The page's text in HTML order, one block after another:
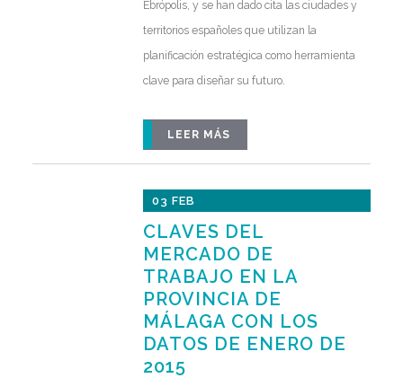
Ebrópolis, y se han dado cita las ciudades y
territorios españoles que utilizan la
planificación estratégica como herramienta
clave para diseñar su futuro.
LEER MÁS
03 FEB
CLAVES DEL
MERCADO DE
TRABAJO EN LA
PROVINCIA DE
MÁLAGA CON LOS
DATOS DE ENERO DE
2015